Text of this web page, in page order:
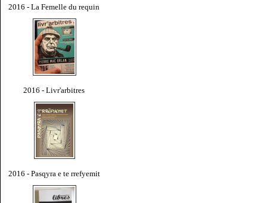
2016 - La Femelle du requin
2016 - Livr'arbitres
2016 - Pasqyra e te rrefyemit